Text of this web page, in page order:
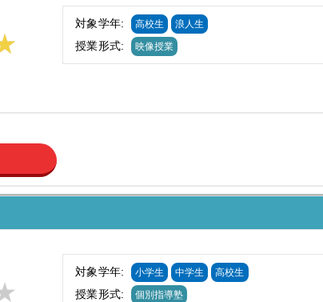
対象学年: 高校生 浪人生
授業形式: 映像授業
対象学年: 小学生 中学生 高校生
授業形式: 個別指導塾